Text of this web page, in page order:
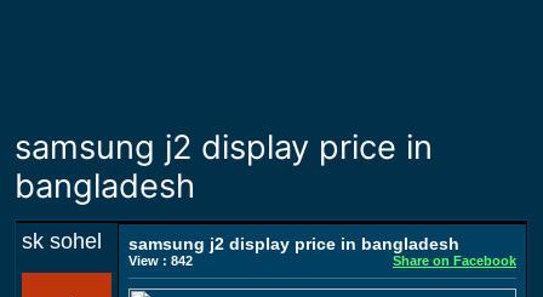
samsung j2 display price in
bangladesh
sk sohel samsung j2 display price in bangladesh
View : 842 Share on Facebook